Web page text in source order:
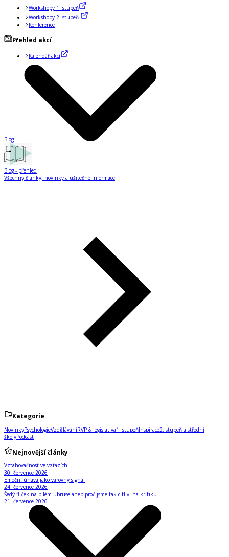
Workshopy 1. stupeň
Workshopy 2. stupeň
Konference
Přehled akcí
Kalendář akcí
Blog
Blog - přehled
Všechny články, novinky a užitečné informace
Kategorie
NovinkyPsychologieVzděláváníRVP & legislativa1. stupeňInspirace2. stupeň a střední
školyPodcast
Nejnovější články
Vztahovačnost ve vztazích
30. července 2026
Emoční únava jako varovný signál
24. července 2026
Šedý flíček na bílém ubruse aneb proč jsme tak citliví na kritiku
21. července 2026